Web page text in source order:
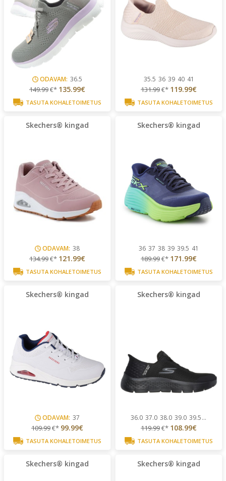
ODAVAM: 36.5
149.99€* 135.99€
TASUTA KOHALETOIMETUS
35.5 36 39 40 41
131.99€* 119.99€
TASUTA KOHALETOIMETUS
Skechers® kingad
ODAVAM: 38
134.99€* 121.99€
TASUTA KOHALETOIMETUS
Skechers® kingad
36 37 38 39 39.5 41
189.99€* 171.99€
TASUTA KOHALETOIMETUS
Skechers® kingad
ODAVAM: 37
109.99€* 99.99€
TASUTA KOHALETOIMETUS
Skechers® kingad
36.0 37.0 38.0 39.0 39.5...
119.99€* 108.99€
TASUTA KOHALETOIMETUS
Skechers® kingad Skechers® kingad